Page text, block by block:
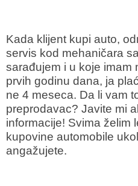
Kada klijent kupi auto,
servis kod mehaničara
sarađujem i u koje imam
prvih godinu dana, ja
ne 4 meseca. Da li vam
preprodavac? Javite mi
informacije! Svima želim
kupovine automobile
angažujete.